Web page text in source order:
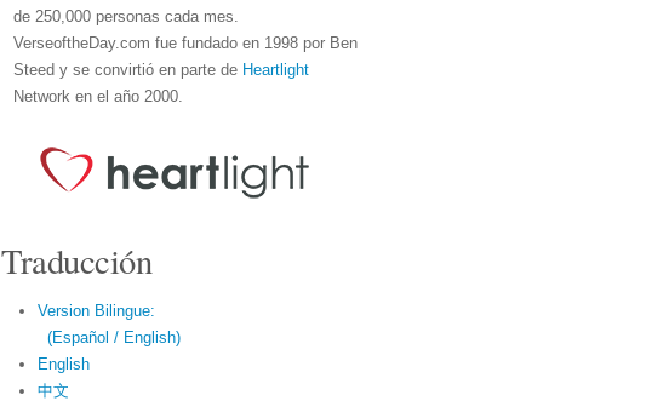
de 250,000 personas cada mes.
VerseoftheDay.com fue fundado en 1998 por Ben
Steed y se convirtió en parte de Heartlight
Network en el año 2000.
Traducción
Version Bilingue:
(Español / English)
English
中文